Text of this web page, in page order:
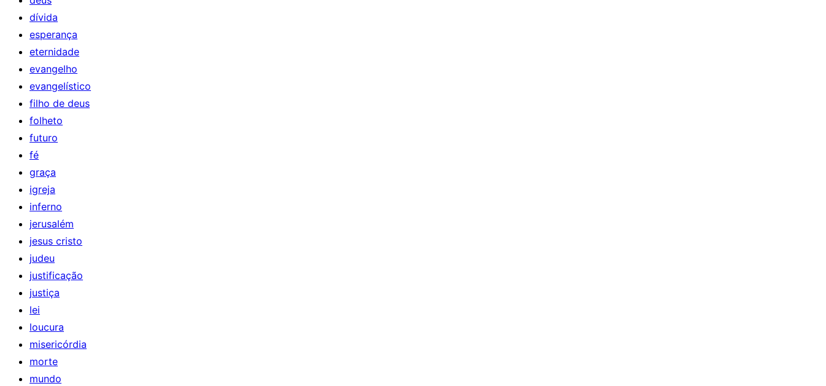
dívida
esperança
eternidade
evangelho
evangelístico
filho de deus
folheto
futuro
fé
graça
igreja
inferno
jerusalém
jesus cristo
judeu
justificação
justiça
lei
loucura
misericórdia
morte
mundo